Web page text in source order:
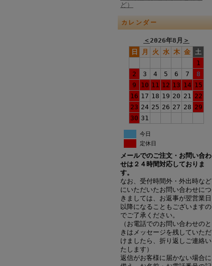
ど）
カレンダー
＜ 2026年8月 ＞
日
月 火 水 木 金
土
1
2
3 4 5 6 7
8
9
10 11 12 13 14 15
16 17 18 19 20 21
22
23 24 25 26 27 28 29
30 31
今日
定休日
メールでのご注文・お問い合わ
せは２４時間対応しておりま
す。
なお、受付時間外・外出時など
にいただいたお問い合わせにつ
きましては、お返事が翌営業日
以降になることもございますの
でご了承ください。
（お電話でのお問い合わせのと
きはメッセージを残していただ
けましたら、折り返しご連絡い
たします）
返信がお客様に届かない場合に